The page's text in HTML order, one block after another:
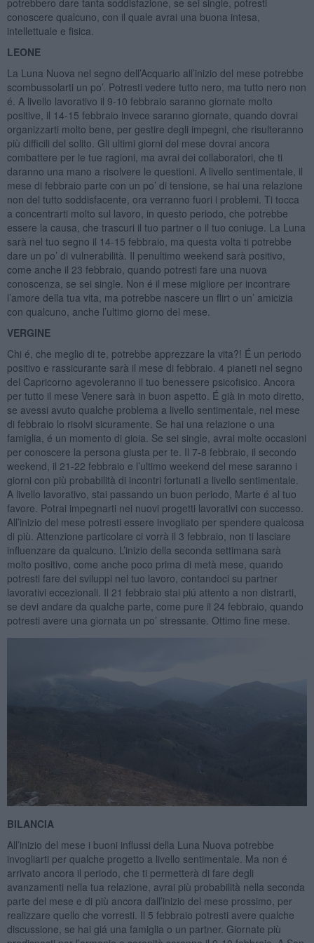
conoscere qualcuno, con il quale avrai una buona intesa,
intellettuale e fisica.
LEONE
La Luna Nuova nel segno dell’Acquario all’inizio del mese potrebbe
scombussolarti un po’. Potresti vedere tutto nero, ma tutto nero non
é. A livello lavorativo il 9-10 febbraio saranno giornate molto
positive, il 14-15 febbraio invece saranno giornate, quando dovrai
organizzarti molto bene, per gestire degli impegni, che risulteranno
più difficili del solito. Gli ultimi giorni del mese dovrai ancora
combattere per le tue ragioni, ma avrai dei collaboratori, che ti
daranno una mano a risolvere le questioni. A livello sentimentale, il
mese di febbraio parte con un po’ di tensione, se hai una relazione
non del tutto soddisfacente, ora verranno fuori i problemi. Ti tocca
a concentrarti molto sul lavoro, in questo periodo, che potrebbe
essere la causa, che trascuri il tuo partner o il tuo coniuge. La Luna
sarà nel tuo segno il 14-15 febbraio, ma questa volta ti potrebbe
dare un po’ di vulnerabilità. Il penultimo weekend sarà positivo,
come anche il 23 febbraio, quando potresti fare una nuova
conoscenza, se sei single. Non é il mese migliore per incontrare
l’amore della tua vita, ma potrebbe nascere un flirt o un’ amicizia
con qualcuno, anche l’ultimo giorno del mese.
VERGINE
Chi é, che meglio di te, potrebbe apprezzare la vita?! É un periodo
positivo e rassicurante sarà il mese di febbraio. 4 pianeti nel segno
del Capricorno agevoleranno il tuo benessere psicofisico. Ancora
per tutto il mese Venere sarà in buon aspetto. É già in moto diretto,
se avessi avuto qualche problema a livello sentimentale, nel mese
di febbraio lo risolvi sicuramente. Se hai una relazione o una
famiglia, é un momento di gioia. Se sei single, avrai molte occasioni
per conoscere la persona giusta per te. Il 7-8 febbraio, il secondo
weekend, il 21-22 febbraio e l’ultimo weekend del mese saranno i
giorni con più probabilità di incontri fortunati a livello sentimentale.
A livello lavorativo, stai passando un buon periodo, Marte é al tuo
favore. Potrai impegnarti nei nuovi progetti lavorativi con successo.
All’inizio del mese potresti essere invogliato per spendere qualcosa
di più. Attenzione particolare ci vorrà il 3 febbraio, non ti lasciare
influenzare da qualcuno. L’inizio della seconda settimana sarà
molto positivo, come anche poco prima di metà mese, quando
potresti fare dei sviluppi nel tuo lavoro, contandoci su partner
lavorativi eccezionali. Il 21 febbraio stai piú attento a non distrarti,
se devi andare da qualche parte, come pure il 24 febbraio, quando
potresti avere una giornata un po’ stressante. Ottimo fine mese.
BILANCIA
All’inizio del mese i buoni influssi della Luna Nuova potrebbe
invogliarti per qualche progetto a livello sentimentale. Ma non é
arrivato ancora il periodo, che ti permetterà di fare degli
avanzamenti nella tua relazione, avrai più probabilità nella seconda
parte del mese e di più ancora dall’inizio del mese prossimo, per
realizzare quello che vorresti. Il 5 febbraio potresti avere qualche
discussione, se hai giá una famiglia o un partner. Giornate più